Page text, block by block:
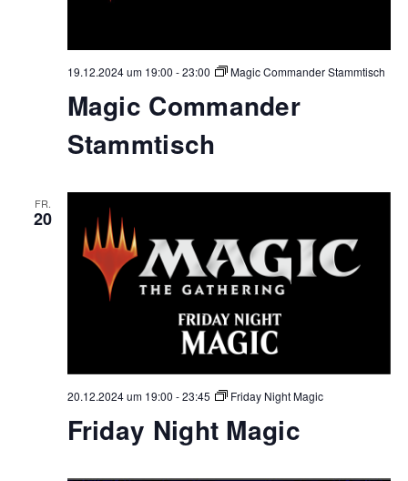
19.12.2024 um 19:00 -23:00 Magic Commander Stammtisch
Magic Commander
Stammtisch
FR.
20
20.12.2024 um 19:00 -23:45 Friday Night Magic
Friday Night Magic